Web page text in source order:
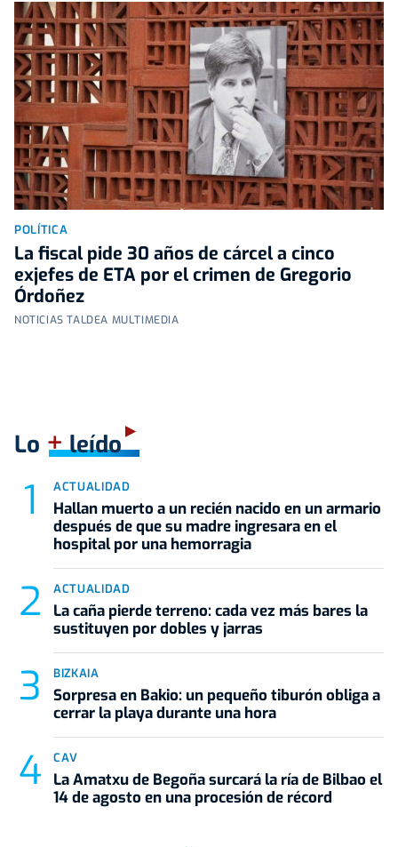
POLÍTICA
La fiscal pide 30 años de cárcel a cinco
exjefes de ETA por el crimen de Gregorio
Órdoñez
NOTICIAS TALDEA MULTIMEDIA
Lo +leído
ACTUALIDAD
Hallan muerto a un recién nacido en un armario
después de que su madre ingresara en el
hospital por una hemorragia
ACTUALIDAD
La caña pierde terreno: cada vez más bares la
sustituyen por dobles y jarras
BIZKAIA
Sorpresa en Bakio: un pequeño tiburón obliga a
cerrar la playa durante una hora
CAV
La Amatxu de Begoña surcará la ría de Bilbao el
14 de agosto en una procesión de récord